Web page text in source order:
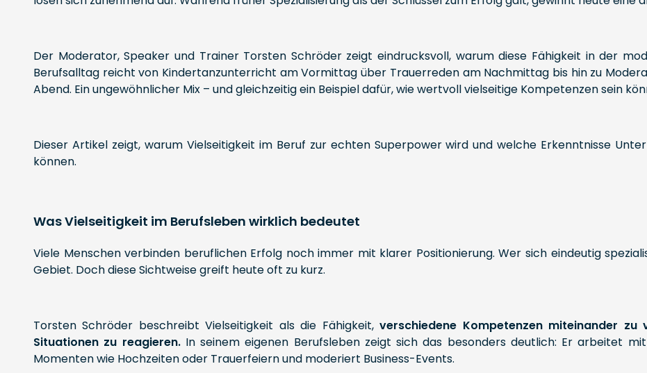
Der Moderator, Speaker und Trainer Torsten Schröder zeigt eindrucksvoll, warum diese Fähigkeit in der
Berufsalltag reicht von Kindertanzunterricht am Vormittag über Trauerreden am Nachmittag bis hin zu
Abend. Ein ungewöhnlicher Mix – und gleichzeitig ein Beispiel dafür, wie wertvoll vielseitige Kompetenzen sein
Dieser Artikel zeigt, warum Vielseitigkeit im Beruf zur echten Superpower wird und welche Erkenntnisse
können.
Was Vielseitigkeit im Berufsleben wirklich bedeutet
Viele Menschen verbinden beruflichen Erfolg noch immer mit klarer Positionierung. Wer sich eindeutig
Gebiet. Doch diese Sichtweise greift heute oft zu kurz.
Torsten Schröder beschreibt Vielseitigkeit als die Fähigkeit,verschiedene Kompetenzen miteinander
Situationen zu reagieren.In seinem eigenen Berufsleben zeigt sich das besonders deutlich: Er arbeitet
Momenten wie Hochzeiten oder Trauerfeiern und moderiert Business-Events.